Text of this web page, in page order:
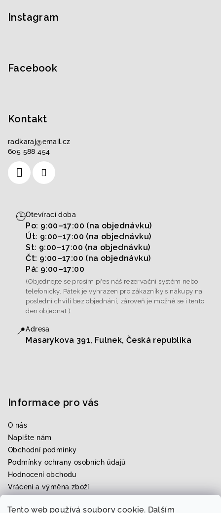
Tento web používá soubory cookie. Dalším
Instagram
Facebook
Kontakt
radkaraj@email.cz
605 588 454
🕒Otevírací doba
Po: 9:00–17:00 (na objednávku)
Út: 9:00–17:00 (na objednávku)
St: 9:00–17:00 (na objednávku)
Čt: 9:00–17:00 (na objednávku)
Pá: 9:00–17:00
(Objednejte se prosím přes náš rezervační systém nebo
telefonicky. Pátek je vyhrazen pro zákazníky s nákupy na
poslední chvíli bez objednání, zároveň je možné se i tento
den objednat.)
📍Adresa
Masarykova 391, Fulnek, Česká republika
Informace pro vás
O nás
Napište nám
Obchodní podmínky
Podmínky ochrany osobních údajů
Hodnocení obchodu
Vrácení a výměna zboží